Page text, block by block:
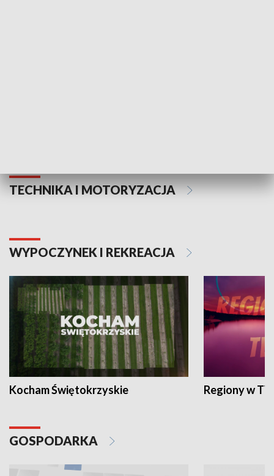
TECHNIKA I MOTORYZACJA
WYPOCZYNEK I REKREACJA
Kocham Świętokrzyskie Regiony w
GOSPODARKA